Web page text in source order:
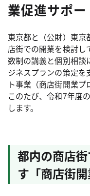
業促進サポ
東京都と（公財）東京
店街での開業を検討し
数制の講義と個別相談
ジネスプランの策定を
ト事業（商店街開業プ
このたび、令和7年度
します。
都内の商店
す「商店街開